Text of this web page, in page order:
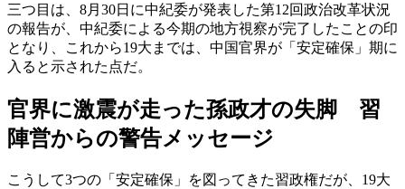
三つ目は、8月30日に中紀委が発表した第12回政治改革状況
の報告が、中紀委による今期の地方視察が完了したことの印
となり、これから19大までは、中国官界が「安定確保」期に
入ると示された点だ。
官界に激震が走った孫政才の失脚 習
陣営からの警告メッセージ
こうして3つの「安定確保」を図ってきた習政権だが、19大